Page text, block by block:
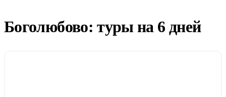
Боголюбово: туры на 6 дней